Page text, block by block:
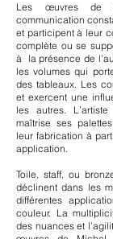
Les œuvres de
communication
et participent à leur
complète ou se
à la présence de
les volumes qui
des tableaux. Les
et exercent une
les autres.
maîtrise ses
leur fabrication à
application.
Toile, staff, ou
déclinent dans les
différentes
couleur. La
des nuances et